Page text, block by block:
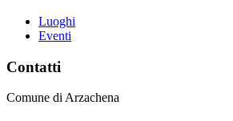
Luoghi
Eventi
Contatti
Comune di Arzachena